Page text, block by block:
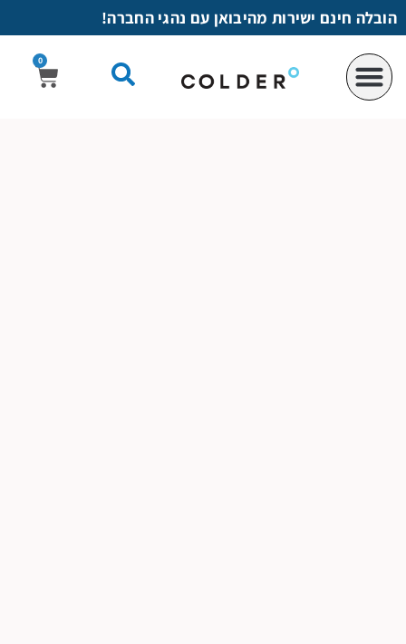
לתוכן
הובלה חינם ישירות מהיבואן עם נהגי החברה!
0